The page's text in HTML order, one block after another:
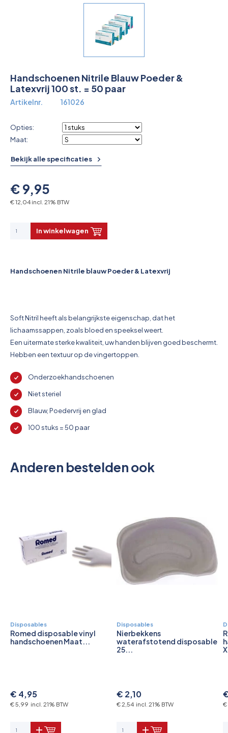
Verbandkoffers
Verbandmiddelen
Pleisters
Farmacie & bescherming
Pictogrammen
Handschoenen Nitrile Blauw Poeder &
Latexvrij 100 st. = 50 paar
Artikelnr. 161026
Opties:
Maat:
Bekijk alle specificaties
€ 9,95
€ 12,04 incl. 21% BTW
In winkelwagen
Handschoenen Nitrile blauw Poeder & Latexvrij
Soft Nitril heeft als belangrijkste eigenschap, dat het
lichaamssappen, zoals bloed en speeksel weert.
Een uitermate sterke kwaliteit, uw handen blijven goed beschermt.
Hebben een textuur op de vingertoppen.
Onderzoekhandschoenen
Niet steriel
Blauw, Poedervrij en glad
100 stuks = 50 paar
Anderen bestelden ook
Disposables
Romed disposable vinyl
handschoenen Maat...
€ 4,95
€ 5,99 incl. 21% BTW
Disposables
Nierbekkens
waterafstotend disposable
25...
€ 2,10
€ 2,54 incl. 21% BTW €